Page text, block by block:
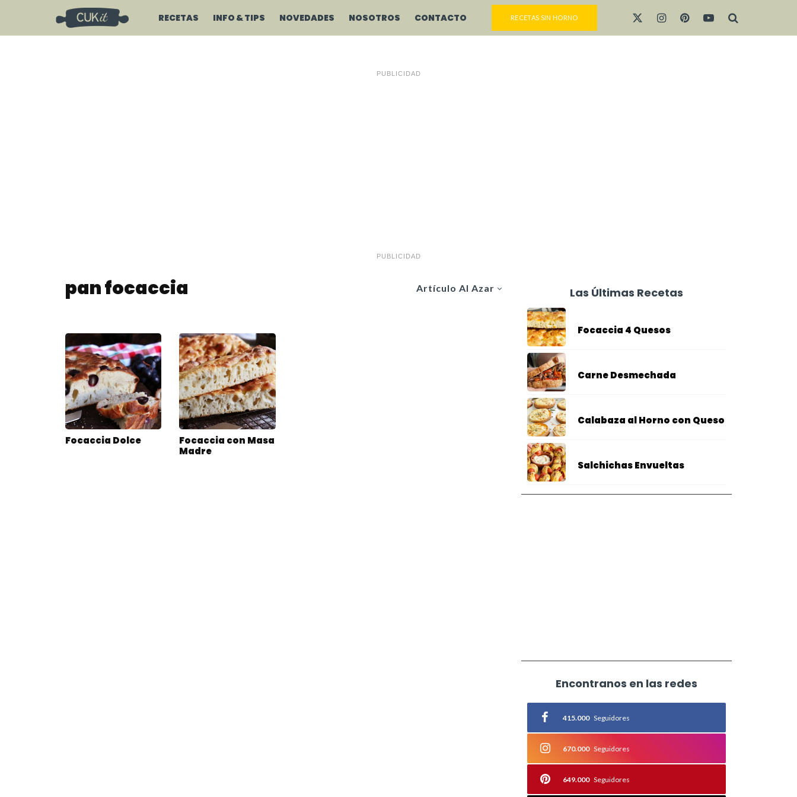
RECETAS INFO & TIPS NOVEDADES NOSOTROS CONTACTO RECETAS SIN HORNO
PUBLICIDAD
PUBLICIDAD
Artículo Al Azar
pan focaccia
Focaccia Dolce
Focaccia con Masa
Madre
Las Últimas Recetas
Focaccia 4 Quesos
Carne Desmechada
Calabaza al Horno con Queso
Salchichas Envueltas
Encontranos en las redes
415.000 Seguidores
670.000 Seguidores
649.000 Seguidores